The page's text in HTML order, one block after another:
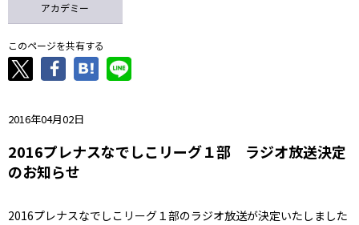
アカデミー
このページを共有する
2016年04月02日
2016プレナスなでしこリーグ１部 ラジオ放送決定
のお知らせ
2016プレナスなでしこリーグ１部のラジオ放送が決定いたしました